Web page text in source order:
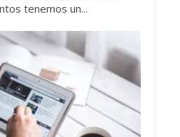
tenemos un...